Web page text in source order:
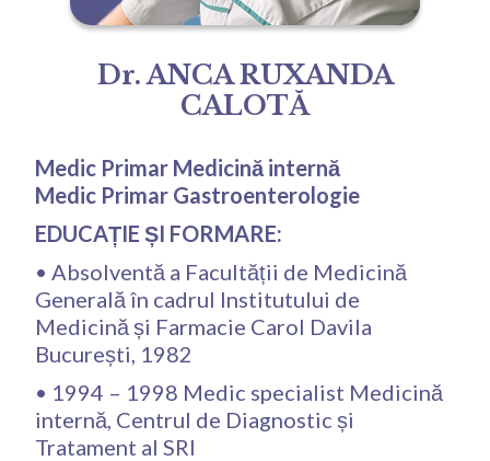
Dr. ANCA RUXANDA
CALOTĂ
Medic Primar Medicină internă
Medic Primar Gastroenterologie
EDUCAȚIE ȘI FORMARE:
•⁠ ⁠Absolventă a Facultății de Medicină
Generală în cadrul Institutului de
Medicină și Farmacie Carol Davila
București, 1982
•⁠ ⁠1994 – 1998 Medic specialist Medicină
internă, Centrul de Diagnostic și
Tratament al SRI